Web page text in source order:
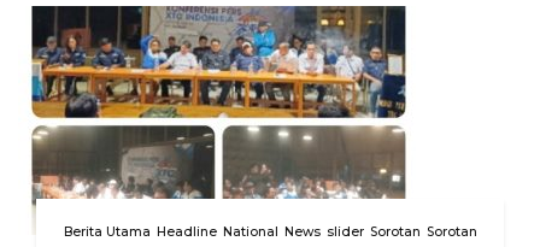
Berita Utama Headline National News slider Sorotan Sorotan